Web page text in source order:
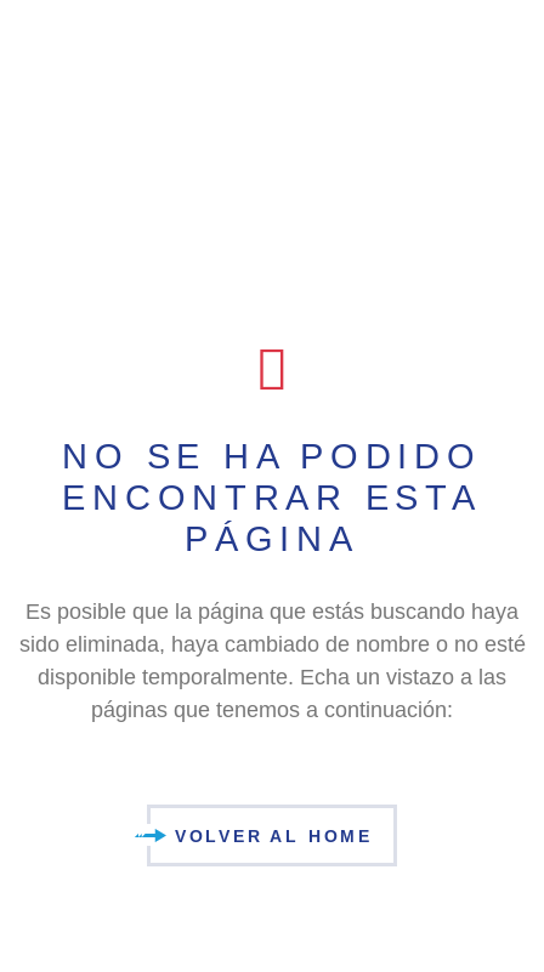
NO SE HA PODIDO
ENCONTRAR ESTA
PÁGINA
Es posible que la página que estás buscando haya
sido eliminada, haya cambiado de nombre o no esté
disponible temporalmente. Echa un vistazo a las
páginas que tenemos a continuación:
VOLVER AL HOME